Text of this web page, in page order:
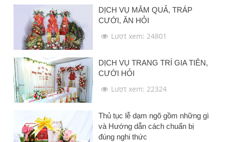
DỊCH VỤ MÂM QUẢ, TRÁP
CƯỚI, ĂN HỎI
Lượt xem: 24801
DỊCH VỤ TRANG TRÍ GIA TIÊN,
CƯỚI HỎI
Lượt xem: 22324
Thủ tục lễ dạm ngõ gồm những gì
và Hướng dẫn cách chuẩn bị
đúng nghi thức